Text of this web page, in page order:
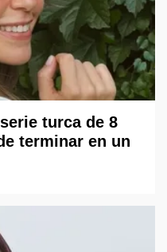
turca de 8
terminar en un